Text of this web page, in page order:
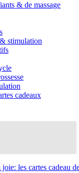
& de massage
stimulation
cadeaux
les cartes cadeau